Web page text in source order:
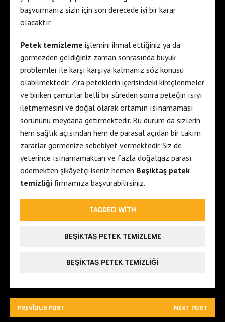
başvurmanız sizin için son derecede iyi bir karar
olacaktır.
Petek temizleme işlemini ihmal ettiğiniz ya da
görmezden geldiğiniz zaman sonrasında büyük
problemler ile karşı karşıya kalmanız söz konusu
olabilmektedir. Zira peteklerin içerisindeki kireçlenmeler
ve biriken çamurlar belli bir süreden sonra peteğin ısıyı
iletmemesini ve doğal olarak ortamın ısınamaması
sorununu meydana getirmektedir. Bu durum da sizlerin
hem sağlık açısından hem de parasal açıdan bir takım
zararlar görmenize sebebiyet vermektedir. Siz de
yeterince ısınamamaktan ve fazla doğalgaz parası
ödemekten şikâyetçi iseniz hemen Beşiktaş petek
temizliği firmamıza başvurabilirsiniz.
TAGGED WITH
BEŞIKTAŞ PETEK TEMIZLEME
BEŞIKTAŞ PETEK TEMIZLIĞI
PREVIOUS POST NEXT POST